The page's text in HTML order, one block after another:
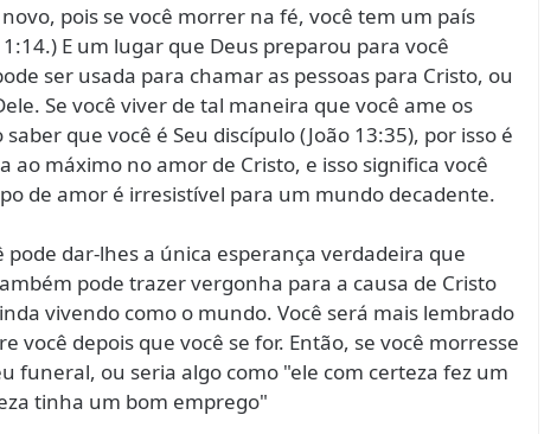
pois se você morrer na fé, você tem um país
E um lugar que Deus preparou para você
ser usada para chamar as pessoas para Cristo, ou
Se você viver de tal maneira que você ame os
que você é Seu discípulo (João 13:35), por isso é
ao máximo no amor de Cristo, e isso significa você
de amor é irresistível para um mundo decadente.
dar-lhes a única esperança verdadeira que
pode trazer vergonha para a causa de Cristo
vivendo como o mundo. Você será mais lembrado
você depois que você se for. Então, se você morresse
funeral, ou seria algo como "ele com certeza fez um
tinha um bom emprego"